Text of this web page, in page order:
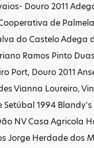
Douro 2011
de
do Castelo Adega
Ramos Pinto
Port, Douro 2011
Vianna Loureiro,
1994
NV Casa Agricola
Jorge Herdade dos